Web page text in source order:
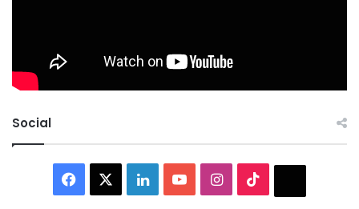
Social
Facebook LinkedInYouTubeInstagram